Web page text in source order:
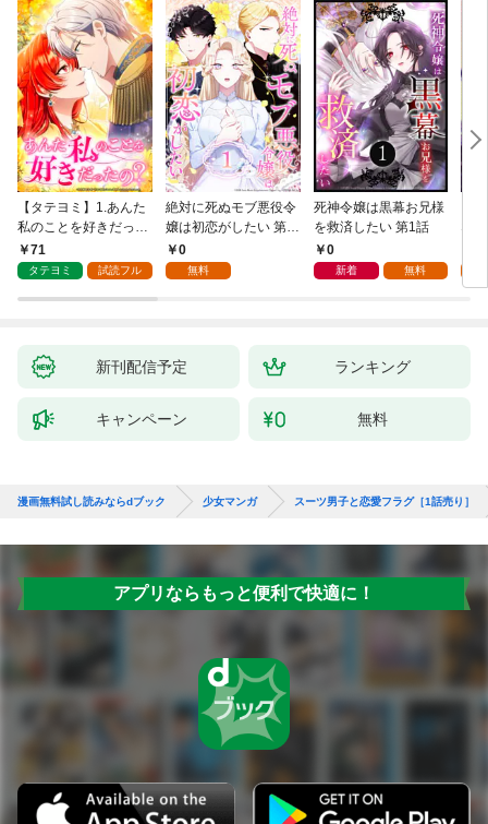
【タテヨミ】1.あんた
私のことを好きだった
の？
71
タテヨミ 試読フル
絶対に死ぬモブ悪役令
嬢は初恋がしたい 第1
話0
無料
死神令嬢は黒幕お兄様
を救済したい 第1話
0
新着 無料
な
新刊配信予定 ランキング
キャンペーン 無料
漫画無料試し読みならdブック 少女マンガ スーツ男子と恋愛フラグ［1話売り］
アプリならもっと便利で快適に！